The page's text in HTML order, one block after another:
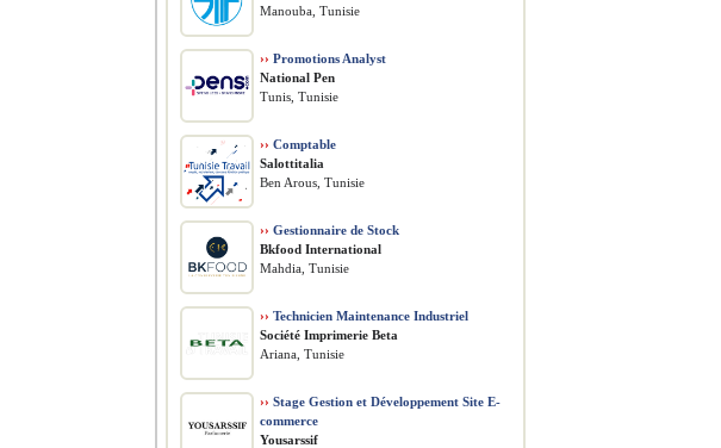
Manouba, Tunisie
›› Promotions Analyst
National Pen
Tunis, Tunisie
›› Comptable
Salottitalia
Ben Arous, Tunisie
›› Gestionnaire de Stock
Bkfood International
Mahdia, Tunisie
›› Technicien Maintenance Industriel
Société Imprimerie Beta
Ariana, Tunisie
›› Stage Gestion et Développement Site E-
commerce
Yousarssif